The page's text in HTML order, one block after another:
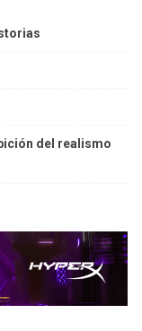
del realismo